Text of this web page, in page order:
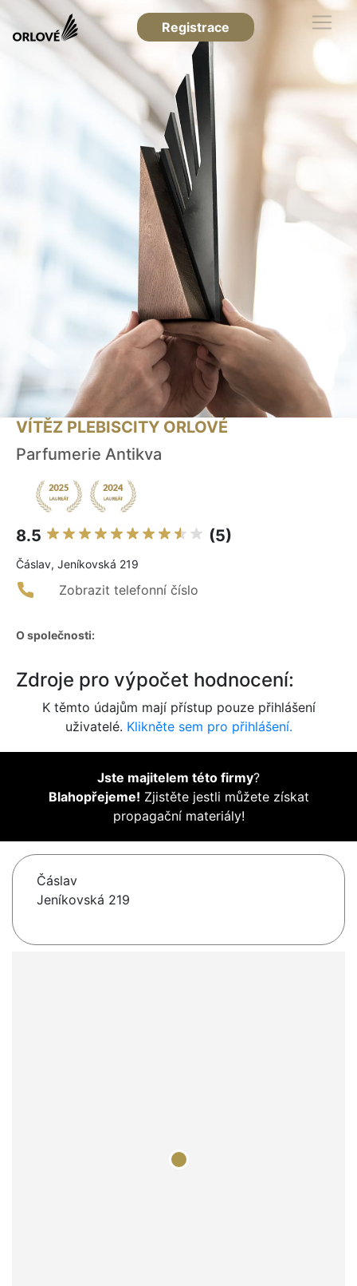
Registrace
VÍTĚZ PLEBISCITY ORLOVÉ
Parfumerie Antikva
8.5 (5)
Čáslav, Jeníkovská 219
Zobrazit telefonní číslo
O společnosti:
Zdroje pro výpočet hodnocení:
K těmto údajům mají přístup pouze přihlášení
uživatelé. Klikněte sem pro přihlášení.
Jste majitelem této firmy?
Blahopřejeme! Zjistěte jestli můžete získat
propagační materiály!
Čáslav
Jeníkovská 219